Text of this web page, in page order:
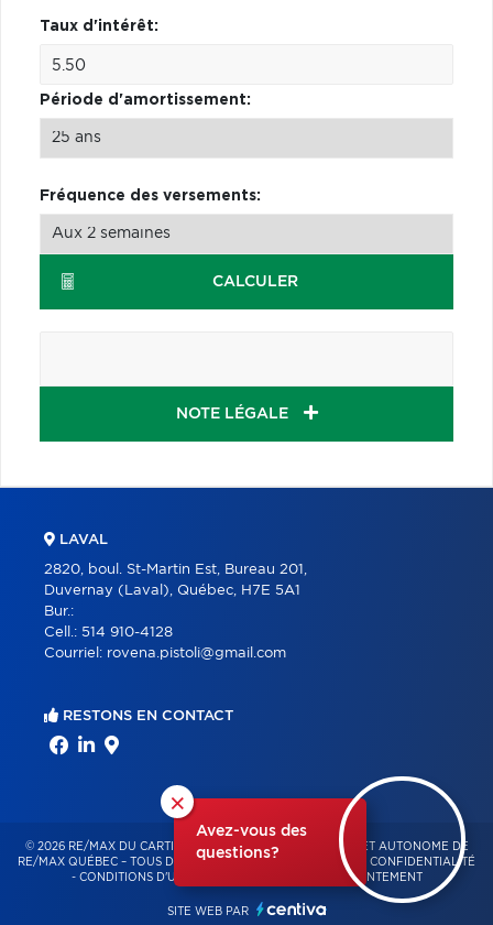
Taux d'intérêt:
Période d'amortissement:
Fréquence des versements:
CALCULER
NOTE LÉGALE
×
Avez-vous des
questions?
LAVAL
2820, boul. St-Martin Est, Bureau 201,
Duvernay (Laval), Québec, H7E 5A1
Bur.:
Cell.: 514 910-4128
Courriel: rovena.pistoli@gmail.com
RESTONS EN CONTACT
© 2026 RE/MAX DU CARTIER – FRANCHISÉ INDÉPENDANT ET AUTONOME DE
RE/MAX QUÉBEC – TOUS DROITS RÉSERVÉS -
POLITIQUE DE CONFIDENTIALITÉ
- CONDITIONS D'UTILISATION GESTION DU CONSENTEMENT
SITE WEB PAR